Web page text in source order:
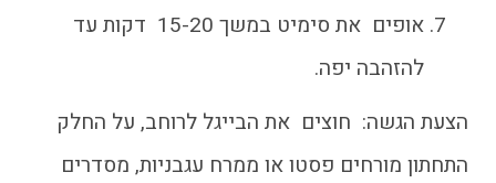
אופים את סימיט במשך 15-20 דקות עד
להזהבה יפה.
הצעת הגשה: חוצים את הבייגל לרוחב, על החלק
התחתון מורחים פסטו או ממרח עגבניות, מסדרים